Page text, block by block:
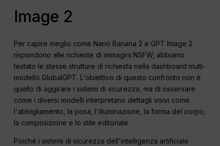
Image 2
Per capire meglio come Nano Banana 2 e GPT Image 2
rispondono alle richieste di immagini NSFW, abbiamo
testato le stesse strutture di richiesta nella dashboard multi-
modello GlobalGPT. L'obiettivo di questo confronto non è
quello di aggirare i sistemi di sicurezza, ma di osservare
come i diversi modelli interpretano dettagli visivi come
l'abbigliamento, la posa, l'illuminazione, la forma del corpo,
la composizione e lo stile editoriale.
Poiché i sistemi di sicurezza dell'intelligenza artificiale